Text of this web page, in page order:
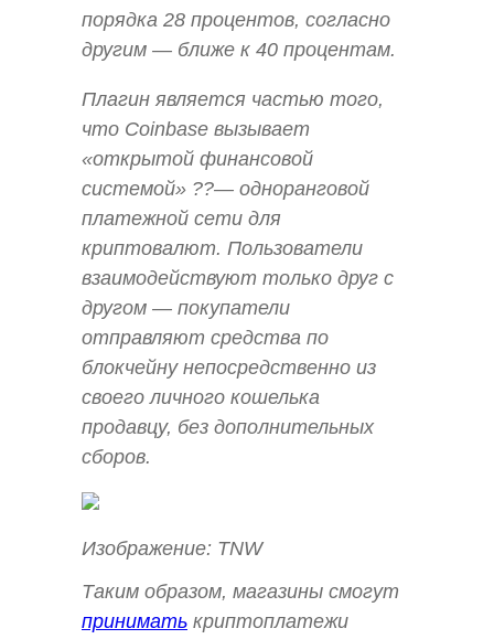
порядка 28 процентов, согласно
другим — ближе к 40 процентам.
Плагин является частью того,
что Coinbase вызывает
«открытой финансовой
системой» ??— одноранговой
платежной сети для
криптовалют. Пользователи
взаимодействуют только друг с
другом — покупатели
отправляют средства по
блокчейну непосредственно из
своего личного кошелька
продавцу, без дополнительных
сборов.
Изображение: TNW
Таким образом, магазины смогут
принимать криптоплатежи